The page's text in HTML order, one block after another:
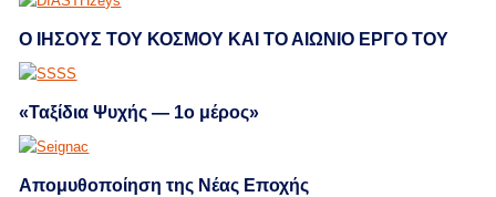
Ο ΙΗΣΟΥΣ ΤΟΥ ΚΟΣΜΟΥ ΚΑΙ ΤΟ ΑΙΩΝΙΟ ΕΡΓΟ ΤΟΥ
«Ταξίδια Ψυχής — 1ο μέρος»
Απομυθοποίηση της Νέας Εποχής